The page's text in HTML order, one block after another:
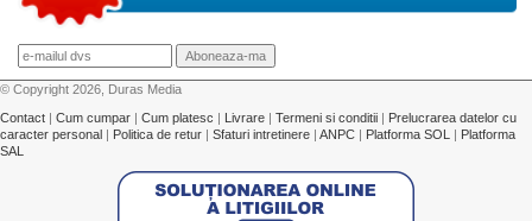
© Copyright 2026, Duras Media
Contact | Cum cumpar | Cum platesc | Livrare | Termeni si conditii | Prelucrarea datelor cu
caracter personal | Politica de retur | Sfaturi intretinere | ANPC | Platforma SOL | Platforma
SAL